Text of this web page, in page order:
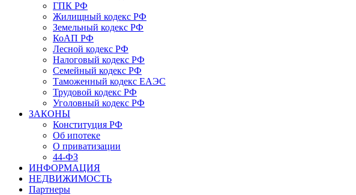
ГПК РФ
Жилищный кодекс РФ
Земельный кодекс РФ
КоАП РФ
Лесной кодекс РФ
Налоговый кодекс РФ
Семейный кодекс РФ
Таможенный кодекс ЕАЭС
Трудовой кодекс РФ
Уголовный кодекс РФ
ЗАКОНЫ
Конституция РФ
Об ипотеке
О приватизации
44-ФЗ
ИНФОРМАЦИЯ
НЕДВИЖИМОСТЬ
Партнеры